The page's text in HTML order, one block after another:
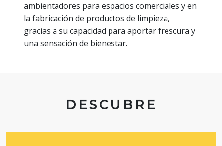
ambientadores para espacios comerciales y en
la fabricación de productos de limpieza,
gracias a su capacidad para aportar frescura y
una sensación de bienestar.
DESCUBRE